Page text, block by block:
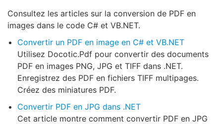
Consultez les articles sur la conversion de PDF en
images dans le code C# et VB.NET.
Convertir un PDF en image en C# et VB.NET
Utilisez Docotic.Pdf pour convertir des documents
PDF en images PNG, JPG et TIFF dans .NET.
Enregistrez des PDF en fichiers TIFF multipages.
Créez des miniatures PDF.
Convertir PDF en JPG dans .NET
Cet article montre comment convertir PDF en JPG